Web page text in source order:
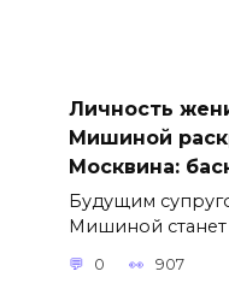
Личность
Мишиной
Москвина:
Будущим
Мишиной станет
0 907